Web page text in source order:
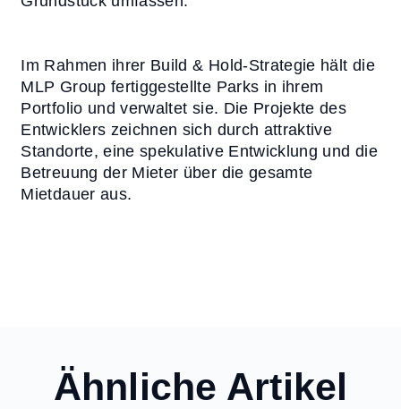
Im Rahmen ihrer Build & Hold-Strategie hält die
MLP Group fertiggestellte Parks in ihrem
Portfolio und verwaltet sie. Die Projekte des
Entwicklers zeichnen sich durch attraktive
Standorte, eine spekulative Entwicklung und die
Betreuung der Mieter über die gesamte
Mietdauer aus.
Ähnliche Artikel